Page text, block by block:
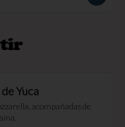
Yuca
acompañadas de